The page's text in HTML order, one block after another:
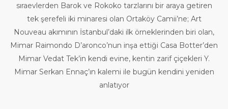
sıraevlerden Barok ve Rokoko tarzlarını bir araya getiren
tek şerefeli iki minaresi olan Ortaköy Camii’ne; Art
Nouveau akımının İstanbul’daki ilk örneklerinden biri olan,
Mimar Raimondo D’aronco’nun inşa ettiği Casa Botter’den
Mimar Vedat Tek’in kendi evine, kentin zarif çiçekleri Y.
Mimar Serkan Ennaç’ın kalemi ile bugün kendini yeniden
anlatıyor